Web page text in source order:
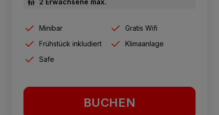
2 Erwachsene max.
Minibar
Gratis Wifi
Frühstück inkludiert
Klimaanlage
Safe
BUCHEN